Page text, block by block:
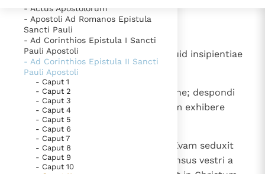
Lezen
Documenten
Bijbel
Thema’s
Berichten
Denzinger
Over ons
Over RK Documenten
Meedoen
Doneren
Gebruiksvoorwaarden
Nieuwste Documenten
5. Het gebed van de Kerk
In Christus wordt onze honger vervuld
- Actus Apostolorum
- Apostoli Ad Romanos Epistula
Sancti Pauli
- Ad Corinthios Epistula I Sancti
Pauli Apostoli
- Ad Corinthios Epistula II Sancti
Pauli Apostoli
- Caput 1
- Caput 2
- Caput 3
- Caput 4
- Caput 5
- Caput 6
- Caput 7
- Caput 8
- Caput 9
- Caput 10
- Caput 11
Utinam sustineretis modi cum quid insipientiae
meae; sed et supportate me!
Aemulor enim vos Dei aemulatione; despondi
enim vos uni viro virginem castam exhibere
Christo.
Timeo autem, ne, sicut serpens Evam seduxit
astutia sua, ita corrumpantur sensus vestri a